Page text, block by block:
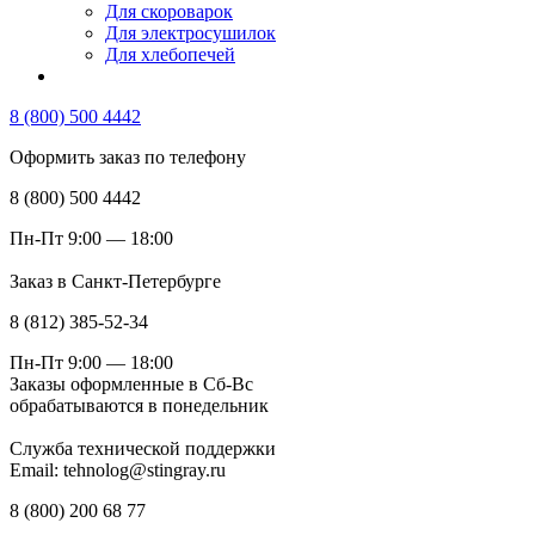
Для скороварок
Для электросушилок
Для хлебопечей
8 (800) 500 4442
Оформить заказ по телефону
8 (800) 500 4442
Пн-Пт 9:00 — 18:00
Заказ в Санкт-Петербурге
8 (812) 385-52-34
Пн-Пт 9:00 — 18:00
Заказы оформленные в Сб-Вс
обрабатываются в понедельник
Служба технической поддержки
Email: tehnolog@stingray.ru
8 (800) 200 68 77